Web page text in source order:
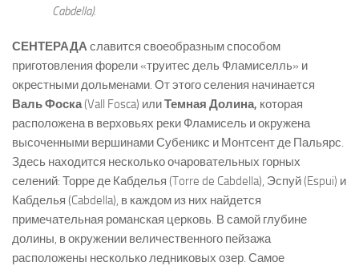
Cabdella).
СЕНТЕРАДАславится своеобразным способом
приготовления форели «труитес дель Фламиселль» и
окрестными дольменами. От этого селения начинается
Валь Фоска(Vall Fosca) илиТемная Долина, которая
расположена в верховьях реки Фламисель и окружена
высоченными вершинами Субеникс и Монтсент де Пальярс.
Здесь находится несколько очаровательных горных
селений: Торре де Кабделья (Torre de Cabdella), Эспуй (Espui) и
Кабделья (Cabdella), в каждом из них найдется
примечательная романская церковь. В самой глубине
долины, в окружении величественного пейзажа
расположены несколько ледниковых озер. Самое